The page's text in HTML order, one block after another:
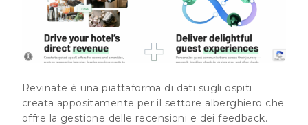
Revinate è una piattaforma di dati sugli ospiti
creata appositamente per il settore alberghiero che
offre la gestione delle recensioni e dei feedback.